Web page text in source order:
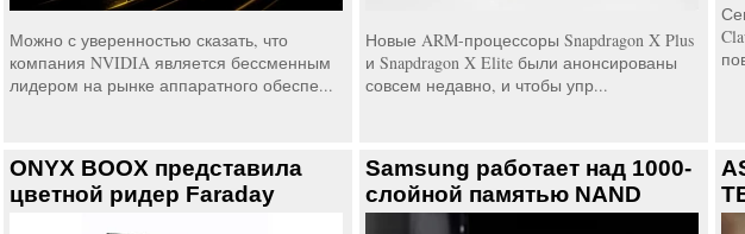
Можно с уверенностью сказать, что
компания NVIDIA является бессменным
лидером на рынке аппаратного обеспе...
Новые ARM-процессоры Snapdragon X Plus
и Snapdragon X Elite были анонсированы
совсем недавно, и чтобы упр...
ONYX BOOX представила
цветной ридер Faraday
Samsung работает над 1000-
слойной памятью NAND